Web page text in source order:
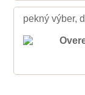
pekný výber,